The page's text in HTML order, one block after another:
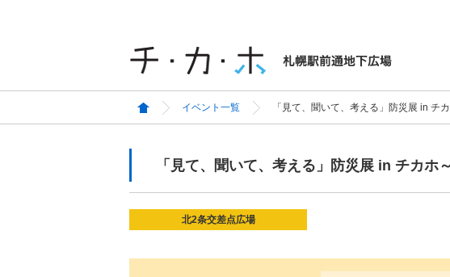
イベント一覧 「見て、聞いて、考える」防災展 in チ
「見て、聞いて、考える」防災展 in チカホ
北2条交差点広場